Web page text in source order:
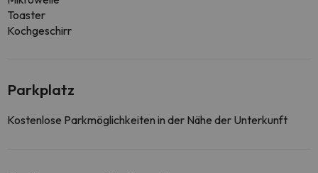
Toaster
Kochgeschirr
Parkplatz
Kostenlose Parkmöglichkeiten in der Nähe der Unterkunft